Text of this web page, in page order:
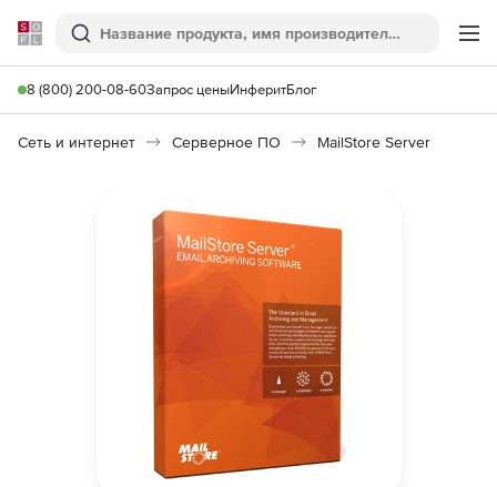
Softline
Поиск
8 (800) 200-08-60Запрос ценыИнферитБлог
Сеть и интернет Серверное ПО MailStore Server